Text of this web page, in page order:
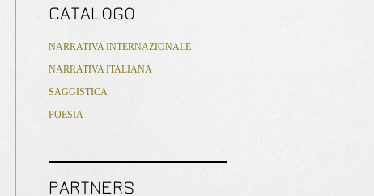
CATALOGO
NARRATIVA INTERNAZIONALE
NARRATIVA ITALIANA
SAGGISTICA
POESIA
PARTNERS